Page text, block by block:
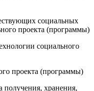
социальных
проекта (программы)
социального
проекта (программы)
получения, хранения,